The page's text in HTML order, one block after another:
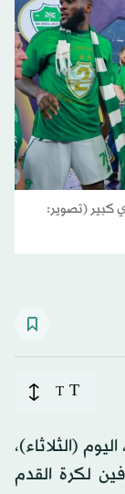
كبير (تصوير:
T
T
(الثلاثاء)،
لكرة القدم